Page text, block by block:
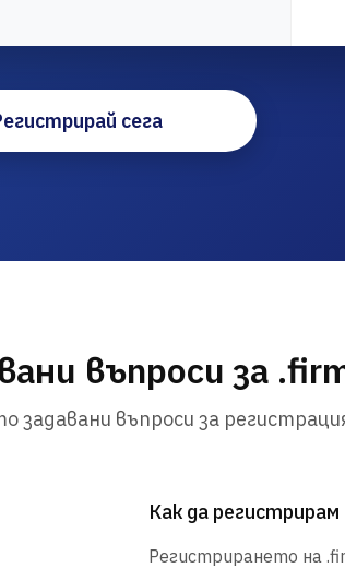
сега
въпроси за
задавани въпроси за
Как да
Регистрирането на